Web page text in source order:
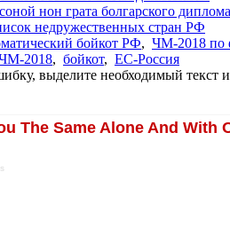
нон грата болгарского
недружественных стран РФ
бойкот РФ, ЧМ-2018 по
2018, бойкот, ЕС-Россия
выделите необходимый текст